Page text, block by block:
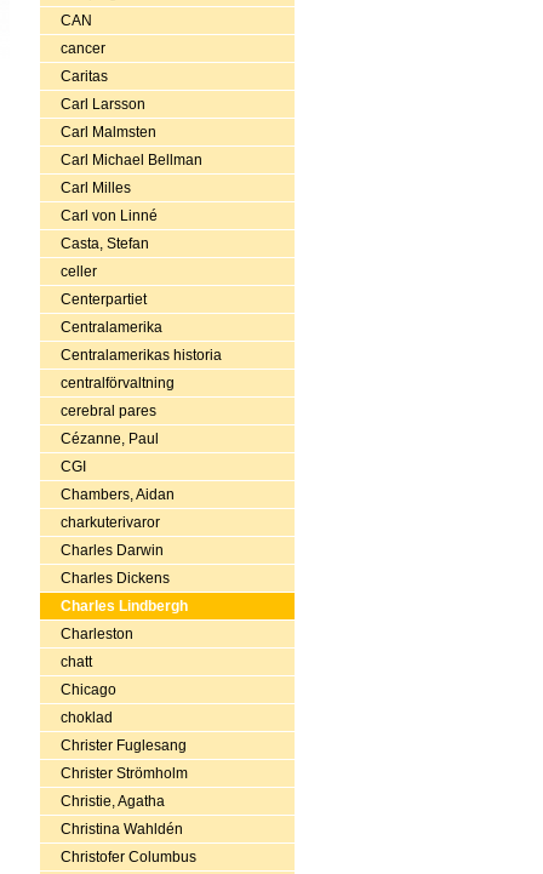
CAN
cancer
Caritas
Carl Larsson
Carl Malmsten
Carl Michael Bellman
Carl Milles
Carl von Linné
Casta, Stefan
celler
Centerpartiet
Centralamerika
Centralamerikas historia
centralförvaltning
cerebral pares
Cézanne, Paul
CGI
Chambers, Aidan
charkuterivaror
Charles Darwin
Charles Dickens
Charles Lindbergh
Charleston
chatt
Chicago
choklad
Christer Fuglesang
Christer Strömholm
Christie, Agatha
Christina Wahldén
Christofer Columbus